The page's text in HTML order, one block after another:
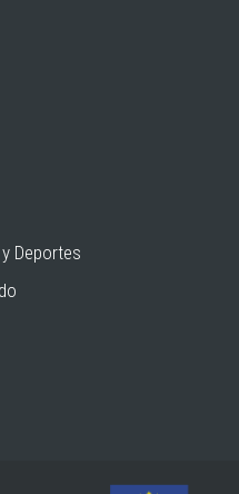
Deportes